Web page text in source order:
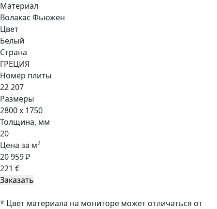
Материал
Волакас Фьюжен
Цвет
Белый
Страна
ГРЕЦИЯ
Номер плиты
22 207
Размеры
2800 x 1750
Толщина, мм
20
Цена за м2
20 959 ₽
221 €
* Цвет материала на мониторе может отличаться от